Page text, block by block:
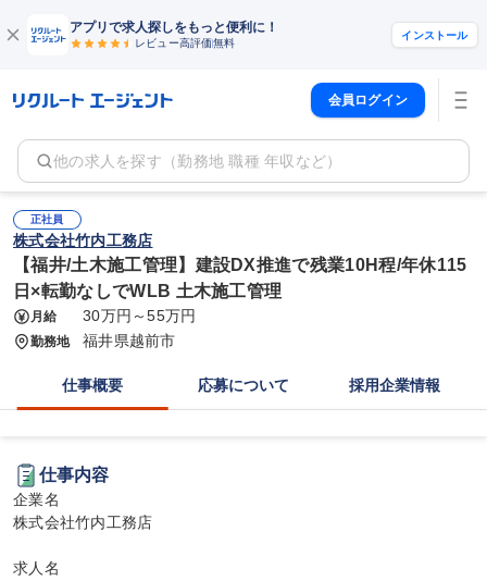
アプリで求人探しをもっと便利に！
レビュー高評価無料
インストール
会員ログイン
他の求人を探す（勤務地 職種 年収など）
正社員
株式会社竹内工務店
【福井/土木施工管理】建設DX推進で残業10H程/年休115
日×転勤なしでWLB 土木施工管理
月給 30万円～55万円
勤務地 福井県越前市
仕事概要 応募について 採用企業情報
仕事内容
企業名
株式会社竹内工務店
求人名